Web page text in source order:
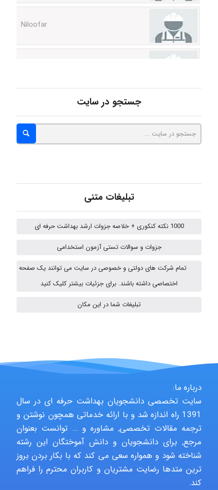
malekf
abolfazlkoshehe
A.balandeh
Niloofar
USER124
جستجو در سایت
تبلیغات متنی
1000 نکته کنکوری + خلاصه جزوات ارشد بهداشت حرفه ای
جزوات و سوالات تستی آزمون استخدامی
تمام شرکت های دولتی و خصوصی در سایت می توانند یک صفحه
اختصاصی داشته باشند. برای جزئیات بیشتر کلیک کنید
تبلیغات شما در این مکان
درباره ما:
سایت تخصصی دانشجویان بهداشت حرفه ای در سال
1391 راه اندازه شد و با ارائه خدماتی همچون نوشتن و
ترجمه مقالات تخصصی, مشاوره و … توانست بعنوان
مرجع, برای دانشجویان و دانش آموختگان این رشته
شناخته شود و همواره سعی می کند که با بکار بردن بروز
ترین متدها رضایت مشتریان و کاربران محترم را فراهم
کند.